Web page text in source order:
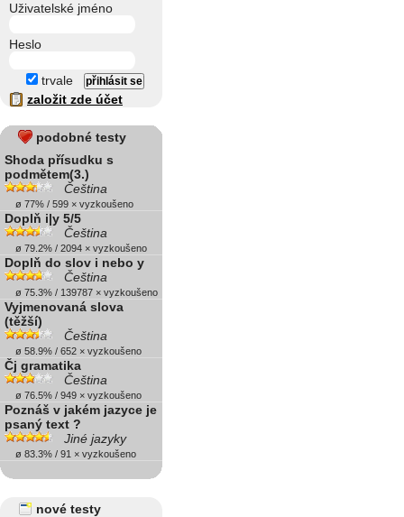
Uživatelské jméno
Heslo
trvale
založit zde účet
podobné testy
Shoda přísudku s
podmětem(3.)
Čeština
ø 77% / 599 × vyzkoušeno
Doplň i|y 5/5
Čeština
ø 79.2% / 2094 × vyzkoušeno
Doplň do slov i nebo y
Čeština
ø 75.3% / 139787 × vyzkoušeno
Vyjmenovaná slova
(těžší)
Čeština
ø 58.9% / 652 × vyzkoušeno
Čj gramatika
Čeština
ø 76.5% / 949 × vyzkoušeno
Poznáš v jakém jazyce je
psaný text ?
Jiné jazyky
ø 83.3% / 91 × vyzkoušeno
nové testy